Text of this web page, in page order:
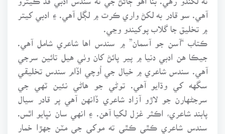
آهي. سو قادر به لکڻ واري ڪرت ۾ لڳل آهي. ۽ ادبي کيتر
۾ تخليق جا گلاب پوکيندو وڃي.
ڪتاب “آسن جو آسمان” ۾ سندس اها شاعري شامل آهي.
جيڪا هن ادبي دنيا ۾ پير پائڻ کان وٺي هيل تائين سرجي
آهي. سندس شاعري ۾ خيال جي اُوچي اڏام سندس تخليقي
سگهه کي وڌايو آهي. توڻي جو هاڻي نئين ٽهي جي
سرجڻهارن جو لاڙو آزاد شاعري ڏانهن آهي پر قادر سيال
پابند شاعري، اڪثر غزل لکيا آهن. ۽ انهي سان نڀايو اٿس.
سندس شاعري ڪٿي ڪٿي ته موکي جي مٽن جهڙا خمار